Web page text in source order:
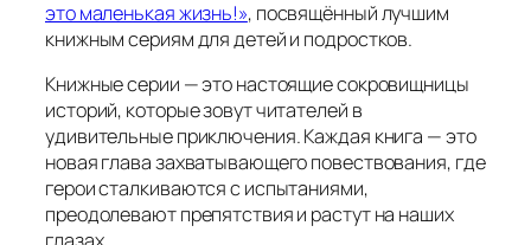
это маленькая жизнь!», посвящённый лучшим
книжным сериям для детей и подростков.
Книжные серии — это настоящие сокровищницы
историй, которые зовут читателей в
удивительные приключения. Каждая книга — это
новая глава захватывающего повествования, где
герои сталкиваются с испытаниями,
преодолевают препятствия и растут на наших